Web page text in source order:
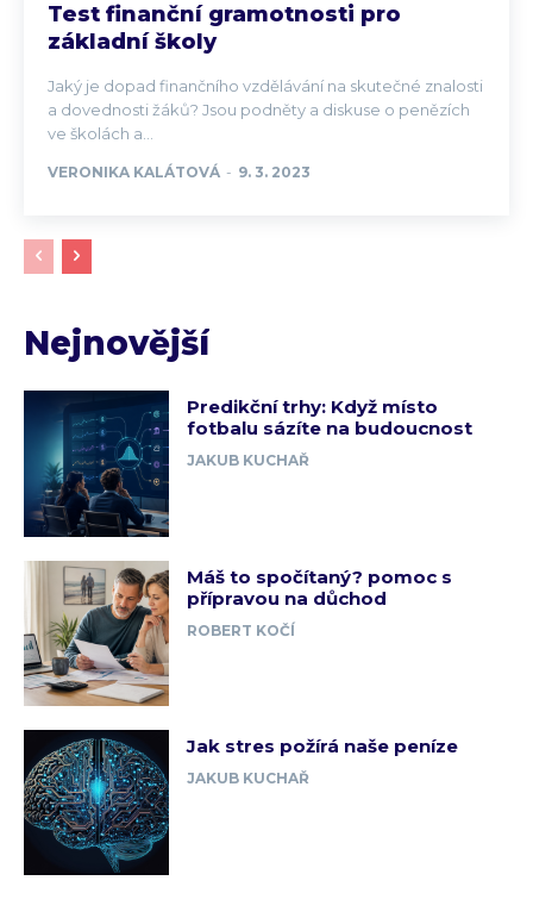
Test finanční gramotnosti pro
základní školy
Jaký je dopad finančního vzdělávání na skutečné znalosti
a dovednosti žáků? Jsou podněty a diskuse o penězích
ve školách a...
VERONIKA KALÁTOVÁ - 9. 3. 2023
Nejnovější
Predikční trhy: Když místo
fotbalu sázíte na budoucnost
JAKUB KUCHAŘ
Máš to spočítaný? pomoc s
přípravou na důchod
ROBERT KOČÍ
Jak stres požírá naše peníze
JAKUB KUCHAŘ